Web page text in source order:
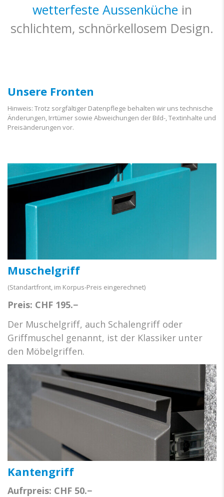
wetterfeste Aussenküchein
schlichtem, schnörkellosem Design.
Unsere Fronten
Hinweis: Trotz sorgfältiger Datenpflege behalten wir uns technische
Änderungen, Irrtümer sowie Abweichungen der Bild-, Textinhalte und
Preisänderungen vor.
Muschelgriff
(Standartfront, im Korpus-Preis eingerechnet)
Preis: CHF 195.−
Der Muschelgriff, auch Schalengriff oder
Griffmuschel genannt, ist der Klassiker unter
den Möbelgriffen.
Kantengriff
Aufrpreis: CHF 50.−